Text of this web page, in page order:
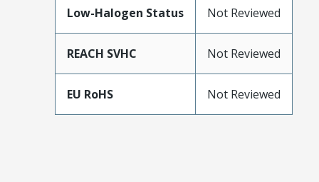
Low-Halogen Status Not Reviewed
REACH SVHC Not Reviewed
EU RoHS Not Reviewed